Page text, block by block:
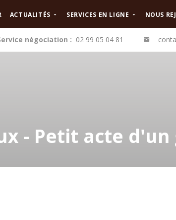
ACTUALITÉS SERVICES EN LIGNE NOUS
négociation : 02 99 05 04 81
- Petit acte